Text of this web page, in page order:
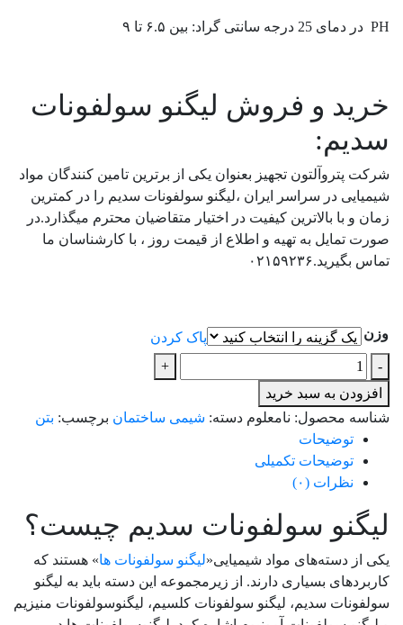
PH در دمای 25 درجه سانتی گراد: بین ۶.۵ تا ۹
خرید و فروش لیگنو سولفونات
سدیم:
شرکت پتروآلتون تجهیز بعنوان یکی از برترین تامین کنندگان مواد
شیمیایی در سراسر ایران ،لیگنو سولفونات سدیم را در کمترین
زمان و با بالاترین کیفیت در اختیار متقاضیان محترم میگذارد.در
صورت تمایل به تهیه و اطلاع از قیمت روز ، با کارشناسان ما
تماس بگیرید.۰۲۱۵۹۲۳۶
وزن
پاک کردن
-
لیگنو
سولفونات
سدیم
عدد
+
افزودن به سبد خرید
شناسه محصول: نامعلوم دسته: شیمی ساختمان برچسب: بتن
توضیحات
توضیحات تکمیلی
نظرات (۰)
لیگنو سولفونات سدیم چیست؟
یکی از دسته‌های مواد شیمیایی«لیگنو سولفونات ها» هستند که
کاربردهای بسیاری دارند. از زیرمجموعه این دسته باید به لیگنو
سولفونات سدیم، لیگنو سولفونات کلسیم، لیگنوسولفونات منیزیم